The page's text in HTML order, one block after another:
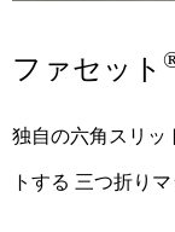
ファセット
独自の六角スリッ
トする 三つ折り